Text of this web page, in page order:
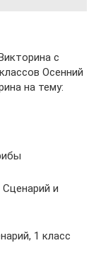
с
Осенний
на тему:
и
1 класс